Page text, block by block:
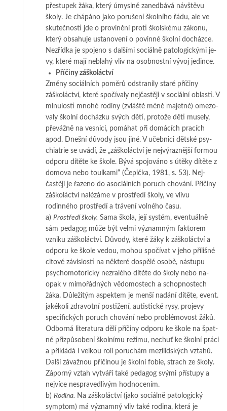
přestupek žáka, kte­rý úmy­slně zanedbává návštěvu
školy. Je chápáno jako porušení školního řá­du, ale ve
sku­tečnosti jde o provinění proti školskému zákonu,
který obsahuje ustanovení o po­vinné školní docházce.
Nezřídka je spojeno s dalšími sociálně patologickými je­
vy, které mají neblahý vliv na osobnostní vývoj jedince.
Příčiny záškoláctví
Změny sociálních poměrů odstranily staré příčiny
záškoláctví, které spo­čí­valy nej­­čas­­tě­ji v sociální oblasti. V
minulosti mnohé rodiny (zvláště méně ma­jetné) ome­­zo­­
valy škol­ní docházku svých dětí, protože děti musely,
převážně na ves­nic­i, po­­má­hat při do­mácích pracích
apod. Dnešní důvody jsou jiné. V učeb­ni­ci dět­­s­ké psy­
chia­trie se uvá­dí, že „záškoláctví je nejvýraznější formou
odporu dí­­tě­te ke škole. Bý­vá spo­jo­vá­no s útěky dítěte z
domova nebo toulkami“ (Če­pič­­ka, 1981, s. 53). Nej­
častěji je řa­zeno do asociálních poruch chování. Pří­či­ny
zá­­­ško­lác­tví nalézáme v pro­středí školy, ve vlivu
rodinného prostředí a trávení vol­­ného času.
a) Prostředí školy. Sama škola, její systém, eventuálně
sám pedagog může být vel­­mi vý­z­­­namným fak­to­rem
vzniku záškoláctví. Důvody, které žáky k zá­ško­láctví a
od­poru ke škole ve­dou, mo­hou spočívat v jeho přílišné
citové zá­vis­losti na něk­­teré dospělé oso­­bě, ná­stu­pu
psy­chomotoricky nezralého dí­tě­te do školy ne­bo na­
opak v mi­mo­řád­ných vě­do­mos­tech a schopnostech
žáka. Dů­ležitým as­pek­tem je menší nadání dí­tě­te, event.
ja­ké­ko­li zdravotní po­sti­že­ní, autistické ry­sy, pro­je­vy
specifických poruch cho­vá­ní nebo pro­blé­mo­vost žáků.
Odborná li­teratura dě­lí příčiny odporu ke škole na špat­
né při­způ­­so­­bení školnímu režimu, ne­chuť ke škol­ní práci
a přikládá i velkou roli po­­ru­chám me­zi­lidských vztahů.
Dal­ší zá­važ­n­ou příčinou je školní fobie, strach ze ško­­­ly.
Zá­­porný vztah vytváří ta­ké pe­da­gog svými přístupy a
nejvíce ne­spra­ved­livým hod­­no­cením.
b) Rodina. Na záškoláctví (jako sociálně patologický
symptom) má významný vliv ta­­ké rodina, která je